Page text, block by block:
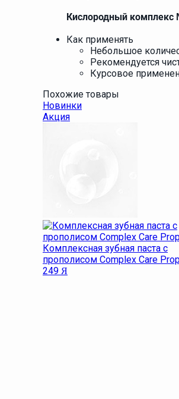
Кислородный комплекс
Как применять
Небольшое
Рекомендуется
Курсовое
Похожие товары
Новинки
Акция
Комплексная зубная паста с
прополисом Complex Care
249 Я